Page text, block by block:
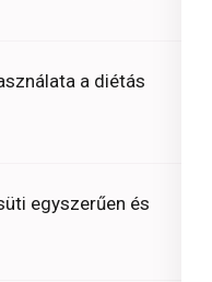
a diétás
egyszerűen és